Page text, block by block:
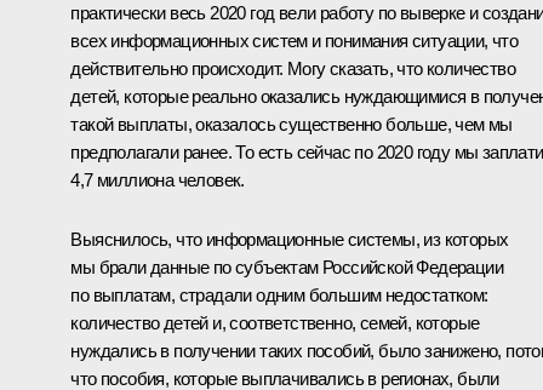
практически весь 2020 год вели работу по выверке и
всех информационных систем и понимания ситуации, что
действительно происходит. Могу сказать, что количество
детей, которые реально оказались нуждающимися в
такой выплаты, оказалось существенно больше, чем мы
предполагали ранее. То есть сейчас по 2020 году мы
4,7 миллиона человек.
Выяснилось, что информационные системы, из которых
мы брали данные по субъектам Российской Федерации
по выплатам, страдали одним большим недостатком:
количество детей и, соответственно, семей, которые
нуждались в получении таких пособий, было занижено,
что пособия, которые выплачивались в регионах, были